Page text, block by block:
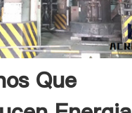
Que